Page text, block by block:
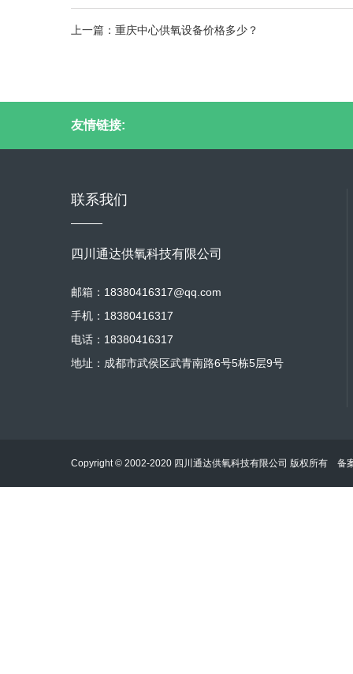
上一篇：重庆中心供氧设备价格多少？
友情链接:
联系我们
四川通达供氧科技有限公司
邮箱：18380416317@qq.com
手机：18380416317
电话：18380416317
地址：成都市武侯区武青南路6号5栋5层9号
Copyright © 2002-2020 四川通达供氧科技有限公司 版权所有 备